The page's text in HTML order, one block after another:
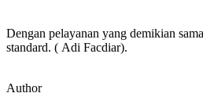
Dengan pelayanan yang demikian
standard. ( Adi Facdiar).
Author